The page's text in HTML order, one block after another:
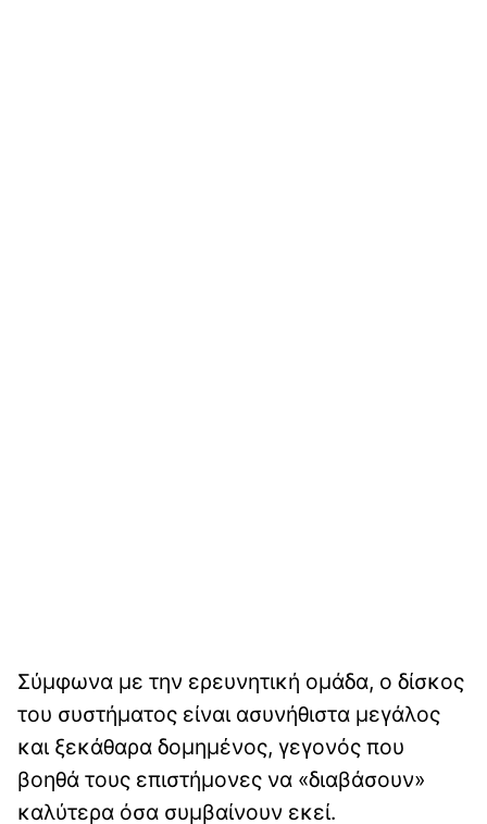
Σύμφωνα με την ερευνητική ομάδα, ο δίσκος
του συστήματος είναι ασυνήθιστα μεγάλος
και ξεκάθαρα δομημένος, γεγονός που
βοηθά τους επιστήμονες να «διαβάσουν»
καλύτερα όσα συμβαίνουν εκεί.